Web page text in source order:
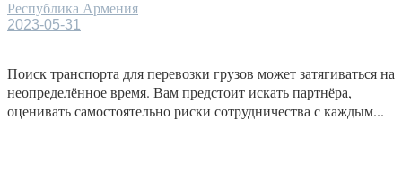
Республика Армения
2023-05-31
Поиск транспорта для перевозки грузов может затягиваться на
неопределённое время. Вам предстоит искать партнёра,
оценивать самостоятельно риски сотрудничества с каждым...